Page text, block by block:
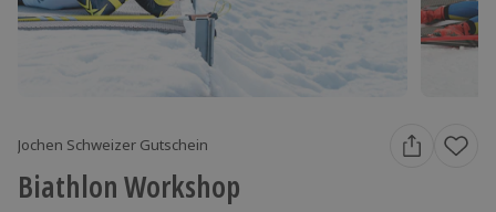
Jochen Schweizer Gutschein
Biathlon Workshop